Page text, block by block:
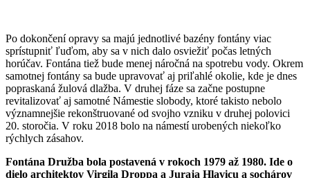
Po dokončení opravy sa majú jednotlivé bazény fontány viac
sprístupniť ľuďom, aby sa v nich dalo osviežiť počas letných
horúčav. Fontána tiež bude menej náročná na spotrebu vody. Okrem
samotnej fontány sa bude upravovať aj priľahlé okolie, kde je dnes
popraskaná žulová dlažba. V druhej fáze sa začne postupne
revitalizovať aj samotné Námestie slobody, ktoré takisto nebolo
významnejšie rekonštruované od svojho vzniku v druhej polovici
20. storočia. V roku 2018 bolo na námestí urobených niekoľko
rýchlych zásahov.
Fontána Družba bola postavená v rokoch 1979 až 1980. Ide o
dielo architektov Virgila Droppa a Juraja Hlavicu a sochárov